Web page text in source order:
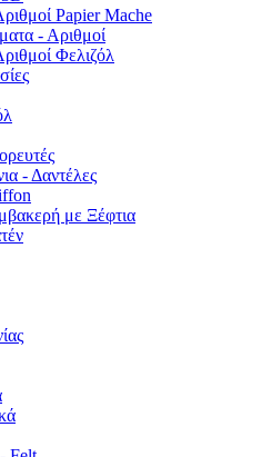
Papier Mache
- Αριθμοί
Φελιζόλ
- Δαντέλες
με Ξέφτια